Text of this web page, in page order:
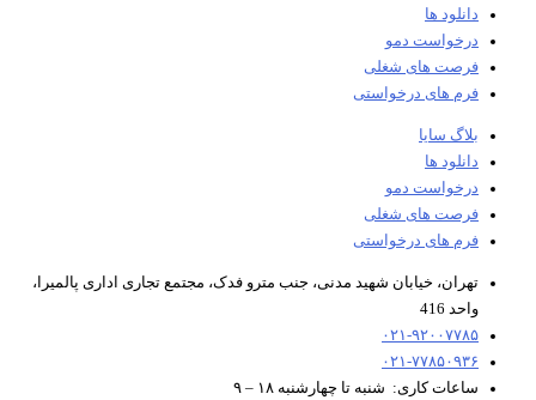
دانلود ها
درخواست دمو
فرصت های شغلی
فرم های درخواستی
بلاگ سایا
دانلود ها
درخواست دمو
فرصت های شغلی
فرم های درخواستی
تهران، خیابان شهید مدنی، جنب مترو فدک، مجتمع تجاری اداری پالمیرا،
واحد 416
۰۲۱-۹۲۰۰۷۷۸۵
۰۲۱-۷۷۸۵۰۹۳۶
ساعات کاری: شنبه تا چهارشنبه ۱۸ – ۹